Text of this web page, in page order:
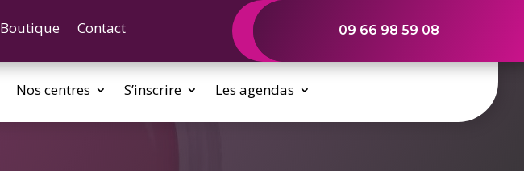
Boutique Contact 09 66 98 59 08
Nos centres S’inscrire Les agendas